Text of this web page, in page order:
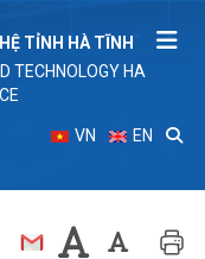
TỈNH HÀ TĨNH
TECHNOLOGY HA
VN EN